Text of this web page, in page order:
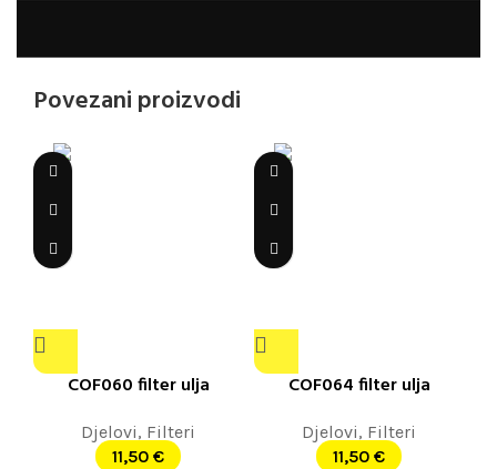
Povezani proizvodi
COF060 filter ulja
Djelovi, Filteri
11,50 €
COF064 filter ulja
Djelovi, Filteri
11,50 €